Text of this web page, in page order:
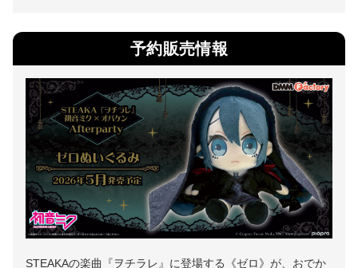
予約販売情報
STEAKAの楽曲『ヲチラレ』に登場する《ゼロ》が、おでか